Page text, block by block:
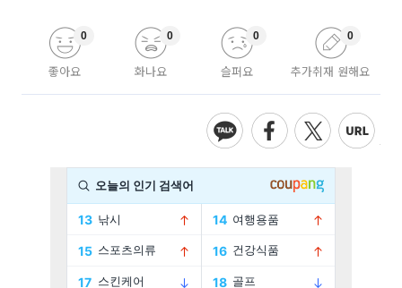
좋아요
0
화나요
0
슬퍼요
0
추가취재 원해요
0